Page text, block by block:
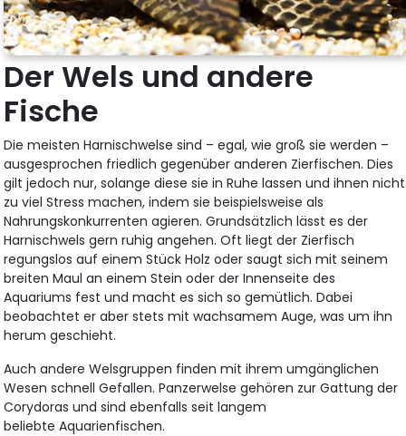
Der Wels und andere
Fische
Die meisten Harnischwelse sind – egal, wie groß sie werden –
ausgesprochen friedlich gegenüber anderen Zierfischen. Dies
gilt jedoch nur, solange diese sie in Ruhe lassen und ihnen nicht
zu viel Stress machen, indem sie beispielsweise als
Nahrungskonkurrenten agieren. Grundsätzlich lässt es der
Harnischwels gern ruhig angehen. Oft liegt der Zierfisch
regungslos auf einem Stück Holz oder saugt sich mit seinem
breiten Maul an einem Stein oder der Innenseite des
Aquariums fest und macht es sich so gemütlich. Dabei
beobachtet er aber stets mit wachsamem Auge, was um ihn
herum geschieht.
Auch andere Welsgruppen finden mit ihrem umgänglichen
Wesen schnell Gefallen. Panzerwelse gehören zur Gattung der
Corydoras und sind ebenfalls seit langem
beliebte Aquarienfischen.